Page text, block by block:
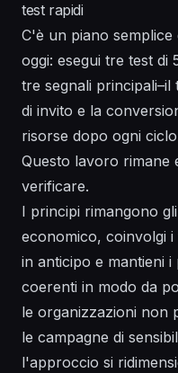
test rapidi
C'è un piano
oggi: esegui tre test di
tre segnali principali–il
di invito e la
risorse dopo ogni
Questo lavoro rimane
verificare.
I principi rimangono
economico, coinvolgi
in anticipo e mantieni
coerenti in modo da
le organizzazioni non
le campagne di
l'approccio si